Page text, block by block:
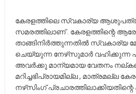
കേരളത്തിലെ സ്വകാര്യ
സമരത്തിലാണ് . കേരളത്തിന്റെ
താങ്ങിനിർത്തുന്നതിൽ സ്വകാര്യ
ചെയ്യുന്ന നേഴ്‌സുമാർ വഹിക്കുന്ന
അവർക്കു മാന്യമായ വേതനം
മറിച്ചഭിപ്രായമില്ല , മാത്രമല്ല
നഴ്‌സിംഗ്